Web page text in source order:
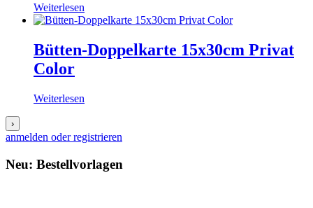
Weiterlesen
Bütten-Doppelkarte 15x30cm Privat
Color
Weiterlesen
›
anmelden oder registrieren
Neu: Bestellvorlagen